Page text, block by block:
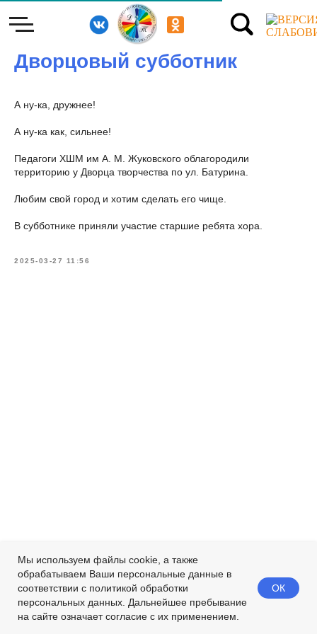
Мы используем файлы cookie, а также
обрабатываем Ваши персональные данные в
соответствии с политикой обработки
персональных данных. Дальнейшее пребывание
на сайте означает согласие с их применением.
ОК
Дворцовый субботник
А ну-ка, дружнее!
А ну-ка как, сильнее!
Педагоги ХШМ им А. М. Жуковского облагородили
территорию у Дворца творчества по ул. Батурина.
Любим свой город и хотим сделать его чище.
В субботнике приняли участие старшие ребята хора.
2025-03-27 11:56